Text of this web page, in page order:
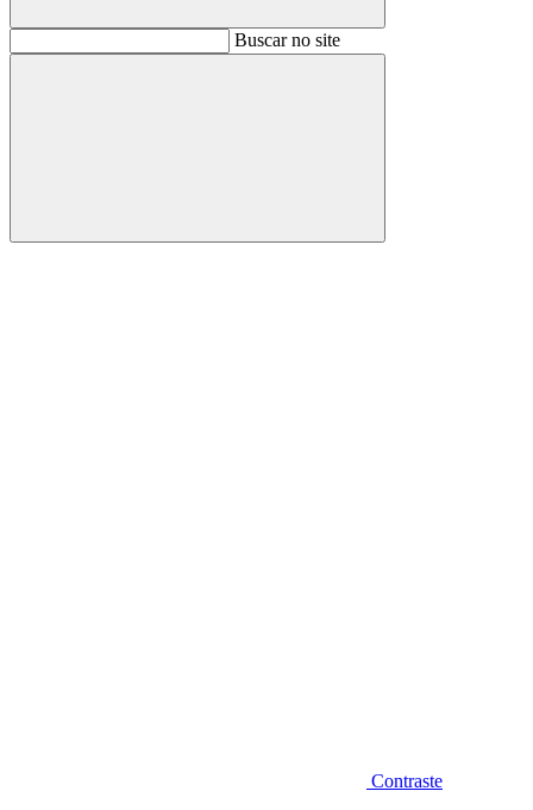
BuscarBuscar no site
Buscar
Contraste